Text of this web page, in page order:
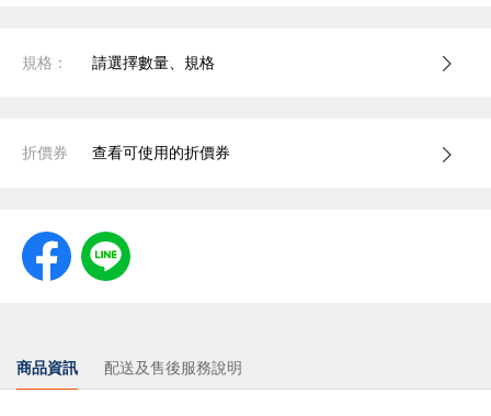
規格： 請選擇數量、規格
折價券 查看可使用的折價券
商品資訊 配送及售後服務說明